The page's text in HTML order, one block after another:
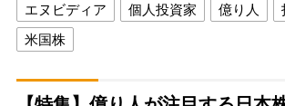
エヌビディア 個人投資家 億り人
米国株